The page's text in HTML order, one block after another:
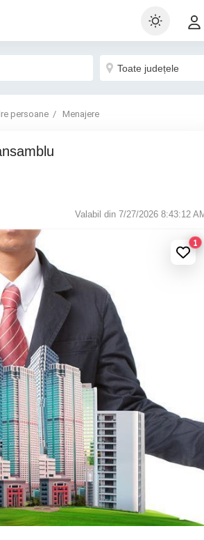
persoane Menajere
Valabil din 7/27/2026 8:43:12
1